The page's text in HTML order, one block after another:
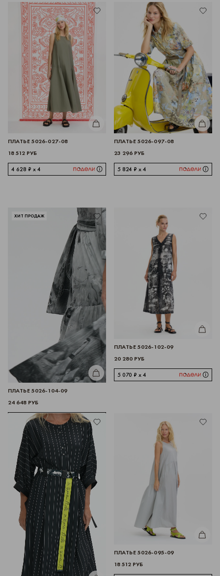
КУПИТЬ
ПЛАТЬЕ 5026-027-08
18 512 РУБ
4 628 ₽ x 4
КУПИТЬ
ПЛАТЬЕ 5026-097-08
23 296 РУБ
5 824 ₽ x 4
КУПИТЬ
ХИТ ПРОДАЖ
ПЛАТЬЕ 5026-104-09
24 648 РУБ
6 162 ₽ x 4
КУПИТЬ
ПЛАТЬЕ 5026-102-09
20 280 РУБ
5 070 ₽ x 4
КУПИТЬ
ПЛАТЬЕ 5026-095-09
18 512 РУБ